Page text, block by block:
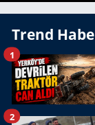
Trend
1
2